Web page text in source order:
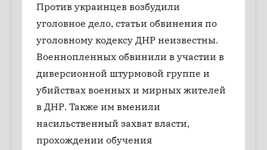
Против украинцев возбудили
уголовное дело, статьи обвинения по
уголовному кодексу ДНР неизвестны.
Военнопленных обвинили в участии в
диверсионной штурмовой группе и
убийствах военных и мирных жителей
в ДНР. Также им вменили
насильственный захват власти,
прохождении обучения